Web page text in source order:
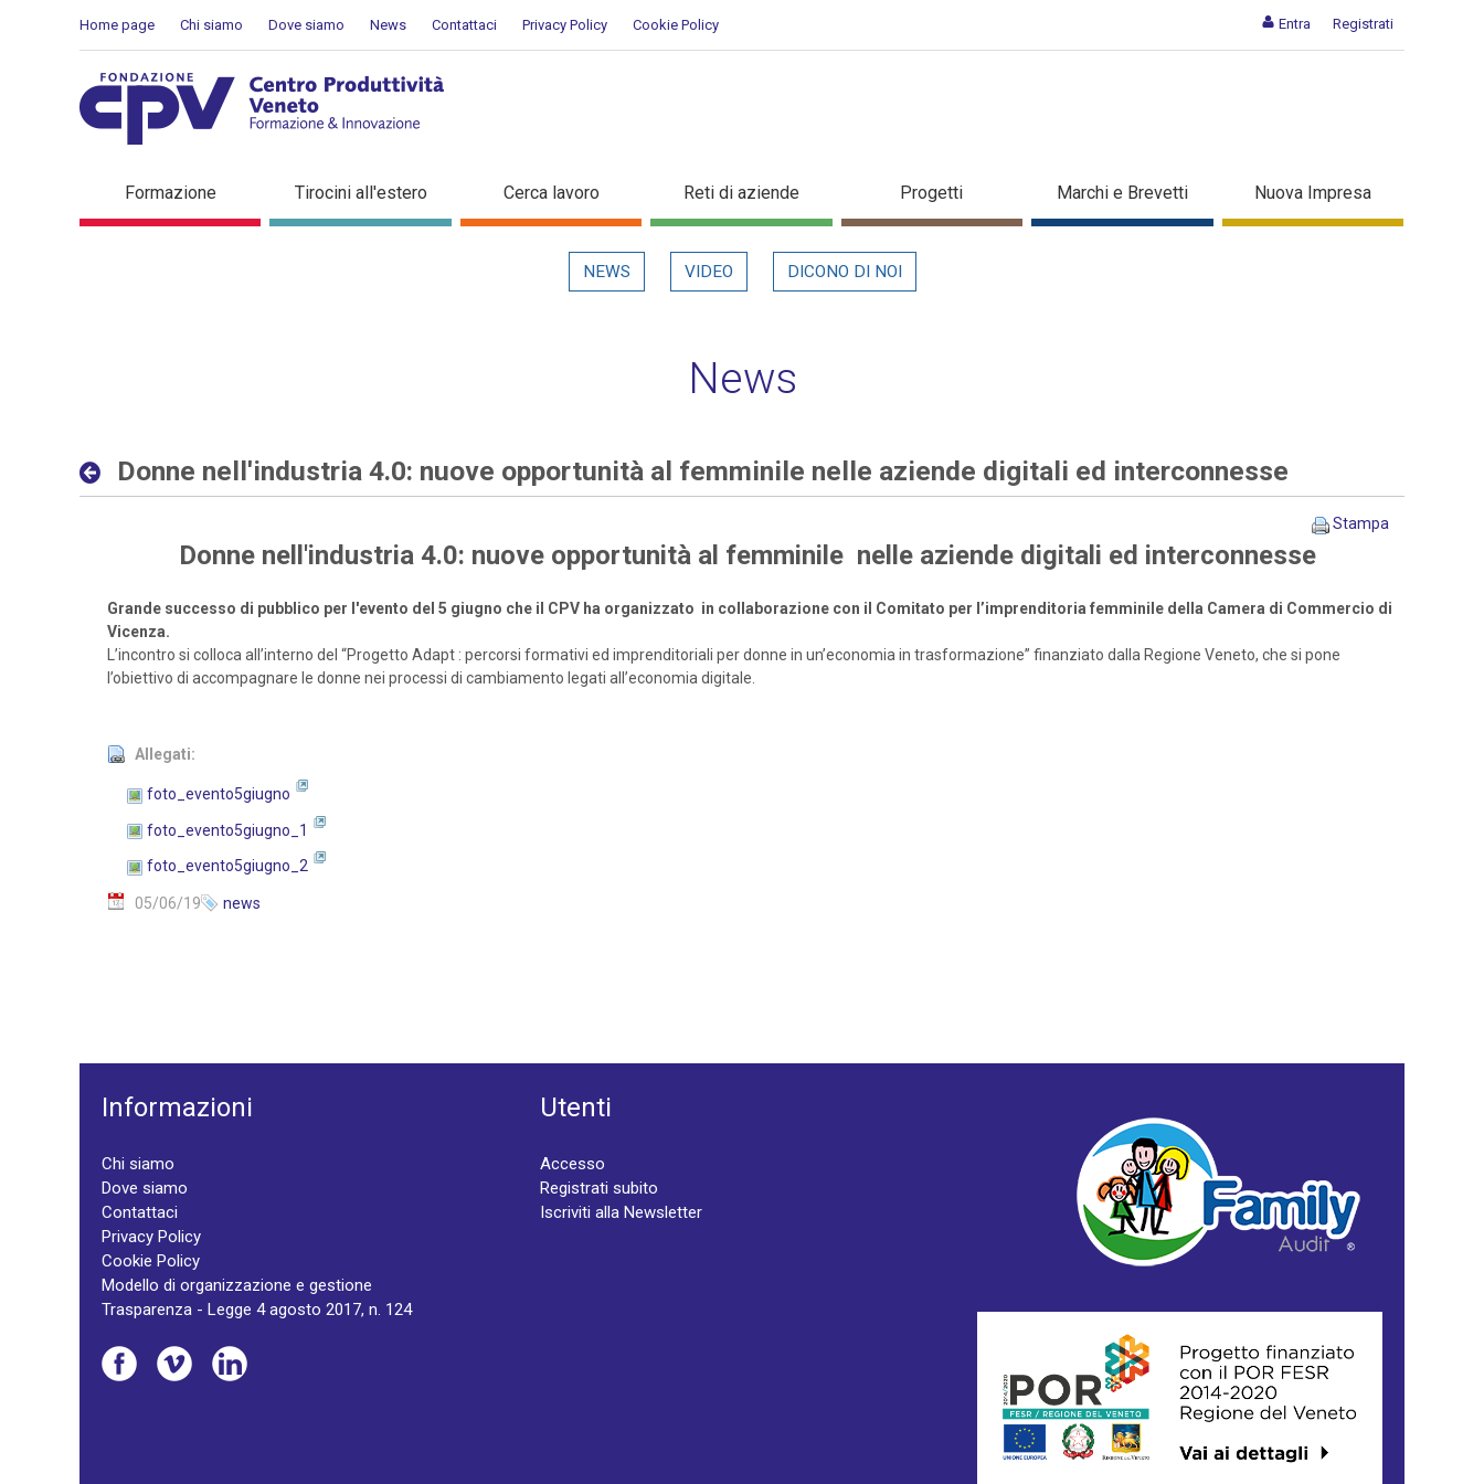
Entra Registrati
Home page Chi siamo Dove siamo News Contattaci Privacy Policy Cookie Policy
Donne nell'industria 4.0: nuove opportunità al femminile nelle aziende digitali ed
interconnesse - Dettaglio in evidenza
Formazione Tirocini all'estero Cerca lavoro Reti di aziende Progetti Marchi e Brevetti Nuova Impresa
NEWS VIDEO DICONO DI NOI
News
Donne nell'industria 4.0: nuove opportunità al femminile nelle aziende digitali ed interconnesse
Stampa
Donne nell'industria 4.0: nuove opportunità al femminile nelle aziende digitali ed interconnesse
Grande successo di pubblico per l'evento del 5 giugno che il CPV ha organizzato in collaborazione con il Comitato per l’imprenditoria femminile della Camera di Commercio di
Vicenza.
L’incontro si colloca all’interno del “Progetto Adapt : percorsi formativi ed imprenditoriali per donne in un’economia in trasformazione” finanziato dalla Regione Veneto, che si pone
l’obiettivo di accompagnare le donne nei processi di cambiamento legati all’economia digitale.
Allegati:
foto_evento5giugno
foto_evento5giugno_1
foto_evento5giugno_2
05/06/19 news
Informazioni
Chi siamo
Dove siamo
Contattaci
Privacy Policy
Cookie Policy
Modello di organizzazione e gestione
Trasparenza - Legge 4 agosto 2017, n. 124
Utenti
Accesso
Registrati subito
Iscriviti alla Newsletter